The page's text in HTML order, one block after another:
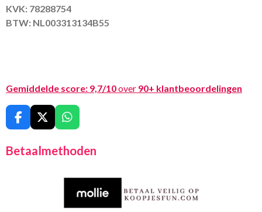
KVK: 78288754
BTW: NL003313134B55
Gemiddelde score: 9,7/10over 90+ klantbeoordelingen
F
a
c
e
X
W
h
t
A
Betaalmethoden